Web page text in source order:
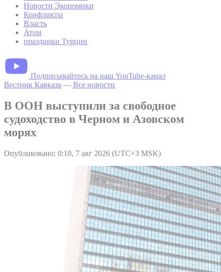
Новости Экономики
Конфликты
Власть
Атом
праздники Турции
Подписывайтесь на наш YouTube-канал
Вестник Кавказа — Все новости
В ООН выступили за свободное
судоходство в Черном и Азовском
морях
Опубликовано: 0:10, 7 авг 2026 (UTC+3 MSK)